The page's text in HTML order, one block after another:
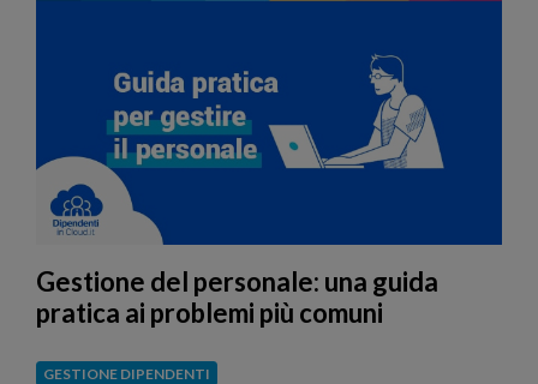
Gestione del personale: una guida
pratica ai problemi più comuni
GESTIONE DIPENDENTI